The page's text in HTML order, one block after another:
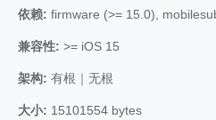
依赖: firmware (>= 15.0),
兼容性: >= iOS 15
架构: 有根｜无根
大小: 15101554 bytes